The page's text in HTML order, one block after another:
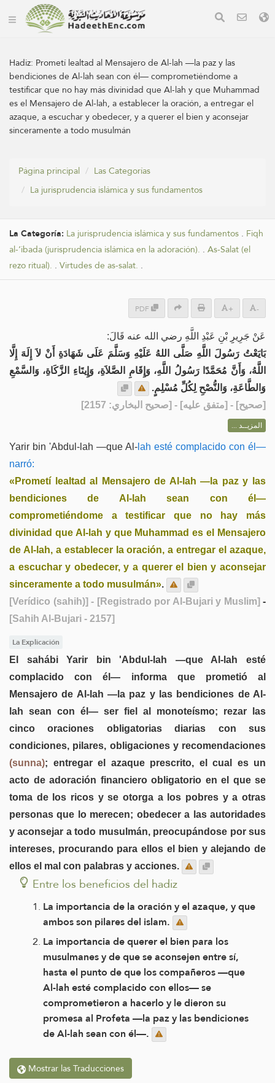
Hadiz: Prometí lealtad al Mensajero de Al-lah —la paz y las
bendiciones de Al-lah sean con él— comprometiéndome a
testificar que no hay más divinidad que Al-lah y que Muhammad
es el Mensajero de Al-lah, a establecer la oración, a entregar el
azaque, a escuchar y obedecer, y a querer el bien y aconsejar
sinceramente a todo musulmán
Página principal
Las Categorías
La jurisprudencia islámica y sus fundamentos
La Categoría: La jurisprudencia islámica y sus fundamentos . Fiqh
al-‘ibada (jurisprudencia islámica en la adoración). . As-Salat (el
rezo ritual). . Virtudes de as-salat. .
PDF + -
عَنْ جَرِيرِِ بْنِ عَبْدِ اللَّهِ رضي الله عنه قَالَ:
بَايَعْتُ رَسُولَ اللَّهِ صَلَّى اللهُ عَلَيْهِ وَسَلَّمَ عَلَى شَهَادَةِ أَنْ لاَ إِلَهَ إِلَّا
اللَّهُ، وَأَنَّ مُحَمَّدًا رَسُولُ اللَّهِ، وَإِقَامِ الصَّلاَةِ، وَإِيتَاءِ الزَّكَاةِ، وَالسَّمْعِ
وَالطَّاعَةِ، وَالنُّصْحِ لِكُلِّ مُسْلِمٍ.
[صحيح] - [متفق عليه] - [صحيح البخاري: 2157]
المزيــد ...
Yarir bin 'Abdul-lah —que Al- lah esté complacido con él—
narró:
«Prometí lealtad al Mensajero de Al-lah —la paz y las
bendiciones de Al-lah sean con él—
comprometiéndome a testificar que no hay más
divinidad que Al-lah y que Muhammad es el Mensajero
de Al-lah, a establecer la oración, a entregar el azaque,
a escuchar y obedecer, y a querer el bien y aconsejar
sinceramente a todo musulmán».
[Verídico (sahih)] - [Registrado por Al-Bujari y Muslim] -
[Sahih Al-Bujari - 2157]
La Explicación
El sahábi Yarir bin 'Abdul-lah —que Al-lah esté
complacido con él— informa que prometió al
Mensajero de Al-lah —la paz y las bendiciones de Al-
lah sean con él— ser fiel al monoteísmo; rezar las
cinco oraciones obligatorias diarias con sus
condiciones, pilares, obligaciones y recomendaciones
(sunna); entregar el azaque prescrito, el cual es un
acto de adoración financiero obligatorio en el que se
toma de los ricos y se otorga a los pobres y a otras
personas que lo merecen; obedecer a las autoridades
y aconsejar a todo musulmán, preocupándose por sus
intereses, procurando para ellos el bien y alejando de
ellos el mal con palabras y acciones.
Entre los beneficios del hadiz
La importancia de la oración y el azaque, y que
ambos son pilares del islam.
La importancia de querer el bien para los
musulmanes y de que se aconsejen entre sí,
hasta el punto de que los compañeros —que
Al-lah esté complacido con ellos— se
comprometieron a hacerlo y le dieron su
promesa al Profeta —la paz y las bendiciones
de Al-lah sean con él—.
Mostrar las Traducciones